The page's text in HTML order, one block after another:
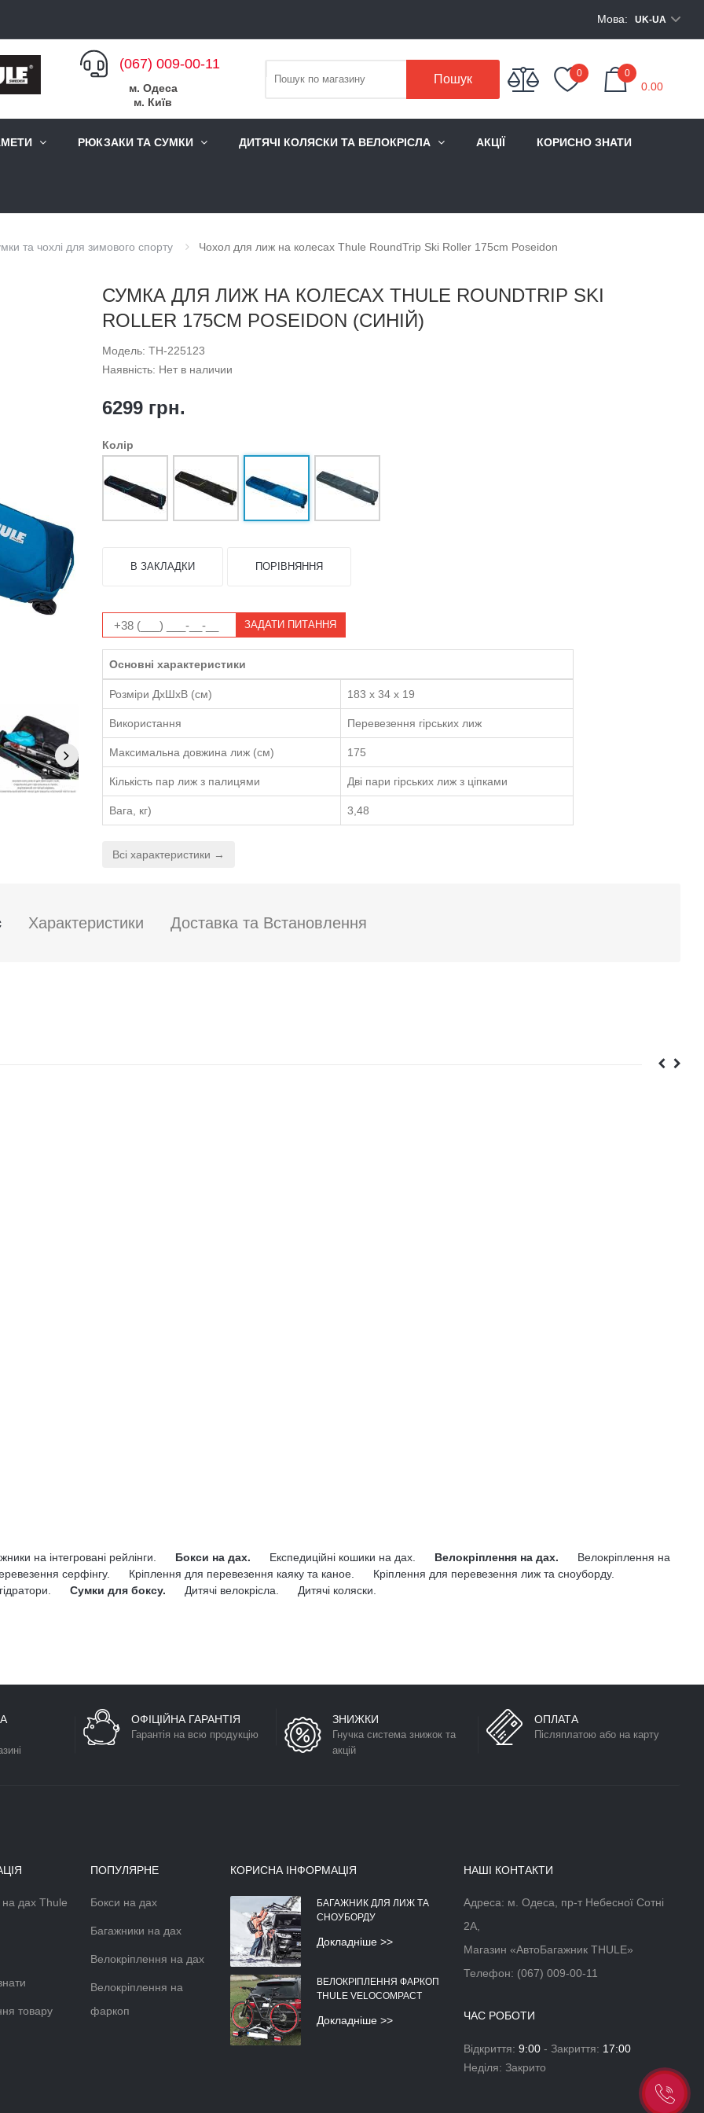
Мова: UK-UA
(067) 009-00-11
м. Одеса
м. Київ
Пошук 0 0
0.00
РЮКЗАКИ ТА СУМКИ ДИТЯЧІ КОЛЯСКИ ТА ВЕЛОКРІСЛА АКЦІЇ КОРИСНО ЗНАТИ
та чохлі для зимового спорту Чохол для лиж на колесах Thule RoundTrip Ski Roller 175cm Poseidon
СУМКА ДЛЯ ЛИЖ НА КОЛЕСАХ THULE ROUNDTRIP SKI
ROLLER 175CM POSEIDON (СИНІЙ)
Модель: TH-225123
Наявність: Нет в наличии
6299 грн.
Колір
В ЗАКЛАДКИ ПОРІВНЯННЯ
ЗАДАТИ ПИТАННЯ
Основні характеристики
Розміри ДхШхВ (см) 183 x 34 x 19
Використання Перевезення гірських лиж
Максимальна довжина лиж (см) 175
Кількість пар лиж з палицями Дві пари гірських лиж з ціпками
Вага, кг) 3,48
Всі характеристики →
Характеристики Доставка та Встановлення
на інтегровані рейлінги. Бокси на дах. Експедиційні кошики на дах. Велокріплення на дах.
Велокріплення на
серфінгу.
Кріплення для перевезення каяку та каное.
Кріплення для перевезення лиж та сноуборду.
Сумки для боксу. Дитячі велокрісла. Дитячі коляски.
ОФІЦІЙНА ГАРАНТІЯ
Гарантія на всю продукцію
ЗНИЖКИ
Гнучка система знижок та
акцій
ОПЛАТА
Післяплатою або на карту
дах Thule
товару
ПОПУЛЯРНЕ
Бокси на дах
Багажники на дах
Велокріплення на дах
Велокріплення на
фаркоп
КОРИСНА ІНФОРМАЦІЯ
АЕРОДИНАМІЧНІЙ БОКС НА
БАГАЖНИК ДЛЯ ЛИЖ ТА
СНОУБОРДУ
Докладніше >>
ВЕЛОКРІПЛЕННЯ ФАРКОП
THULE VELOCOMPACT
Докладніше >>
АЕРОДИНАМІЧНІЙ БОКС НА
НАШІ КОНТАКТИ
Адреса: м. Одеса, пр-т Небесної Сотні
2А,
Магазин «АвтоБагажник THULE»
Телефон: (067) 009-00-11
ЧАС РОБОТИ
Відкриття: 9:00- Закриття: 17:00
Неділя: Закрито